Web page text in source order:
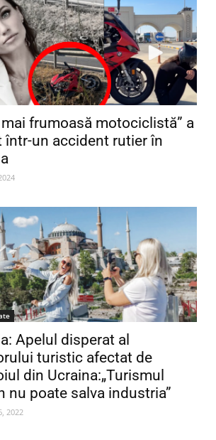
mai frumoasă motociclistă” a
într-un accident rutier în
Apelul disperat al
turistic afectat de
din Ucraina:„Turismul
nu poate salva industria”
2022